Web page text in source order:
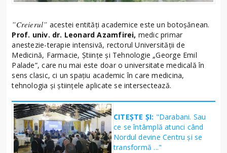
”Creierul” acestei entități academice este un botoșănean.
Prof. univ. dr. Leonard Azamfirei, medic primar
anestezie-terapie intensivă, rectorul Universității de
Medicină, Farmacie, Științe și Tehnologie „George Emil
Palade”, care nu mai este doar o universitate medicală în
sens clasic, ci un spațiu academic în care medicina,
tehnologia și științele aplicate se intersectează.
CITEȘTE ȘI: "Darabani. Sau
ce se întâmplă atunci când
Nordul devine Centru și se
transformă ..."